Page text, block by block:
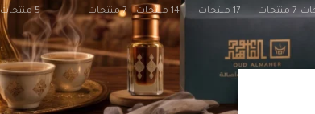
7 منتجات 17 منتجات 14 منتجات 7 منتجات 5 منتجات
إظهار 12
20